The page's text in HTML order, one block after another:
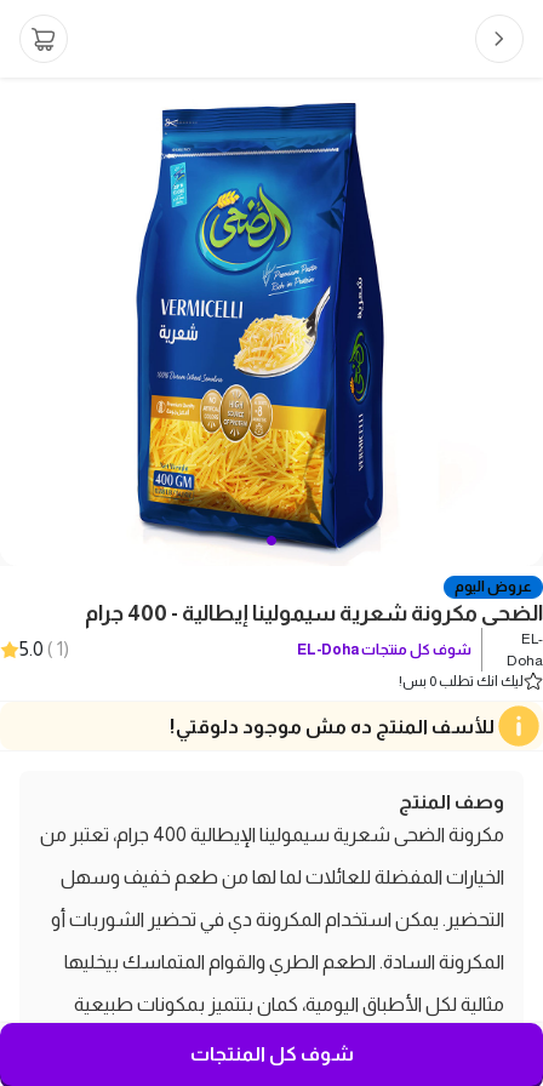
عروض اليوم
الضحى مكرونة شعرية سيمولينا إيطالية - 400 جرام
EL-
Doha
شوف كل منتجاتEL-Doha
(
1
)
5.0
ليك انك تطلب 0 بس!
للأسف المنتج ده مش موجود دلوقتي!
وصف المنتج
مكرونة الضحى شعرية سيمولينا الإيطالية 400 جرام، تعتبر من
الخيارات المفضلة للعائلات لما لها من طعم خفيف وسهل
التحضير. يمكن استخدام المكرونة دي في تحضير الشوربات أو
المكرونة السادة. الطعم الطري والقوام المتماسك بيخليها
مثالية لكل الأطباق اليومية، كمان بتتميز بمكونات طبيعية
شوف كل المنتجات